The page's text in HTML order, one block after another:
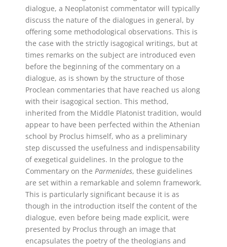
dialogue, a Neoplatonist commentator will typically
discuss the nature of the dialogues in general, by
offering some methodological observations. This is
the case with the strictly isagogical writings, but at
times remarks on the subject are introduced even
before the beginning of the commentary on a
dialogue, as is shown by the structure of those
Proclean commentaries that have reached us along
with their isagogical section. This method,
inherited from the Middle Platonist tradition, would
appear to have been perfected within the Athenian
school by Proclus himself, who as a preliminary
step discussed the usefulness and indispensability
of exegetical guidelines. In the prologue to the
Commentary on the Parmenides, these guidelines
are set within a remarkable and solemn framework.
This is particularly significant because it is as
though in the introduction itself the content of the
dialogue, even before being made explicit, were
presented by Proclus through an image that
encapsulates the poetry of the theologians and